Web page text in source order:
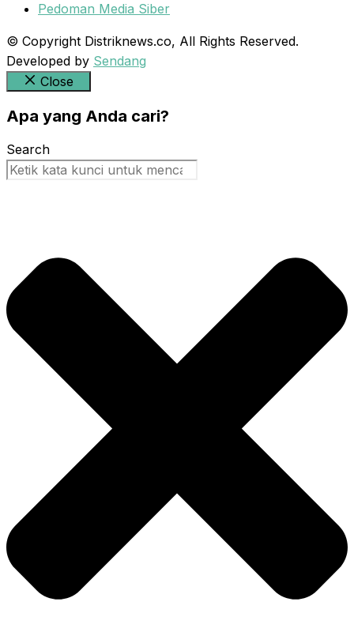
Pedoman Media Siber
© Copyright Distriknews.co, All Rights Reserved.
Developed by Sendang
Close
Apa yang Anda cari?
Search